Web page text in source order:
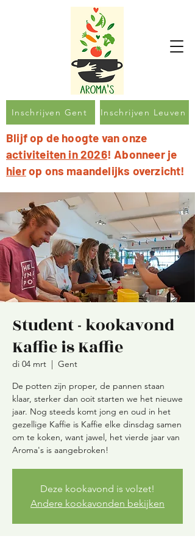
Inschrijven Gent Inschrijven Leuven
Blijf op de hoogte van onze
activiteiten in 2026! Abonneer je
hierop ons maandelijks overzicht!
Student - kookavond
Kaffie is Kaffie
di 04 mrt
  |
Gent
De potten zijn proper, de pannen staan
klaar, sterker dan ooit starten we het nieuwe
jaar. Nog steeds komt jong en oud in het
gezellige Kaffie is Kaffie elke dinsdag samen
om te koken, want jawel, het vierde jaar van
Aroma's is aangebroken!
Deze kookavond is volzet!
Andere kookavonden bekijken